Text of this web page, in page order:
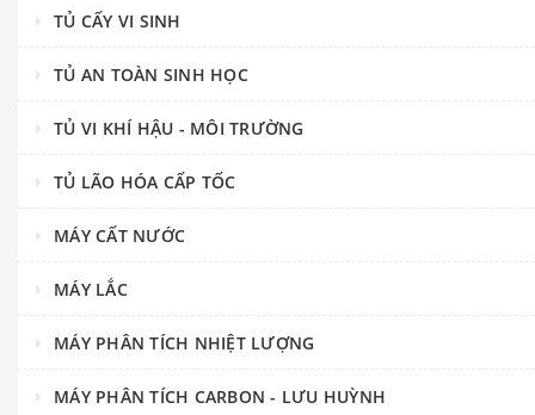
TỦ CẤY VI SINH
TỦ AN TOÀN SINH HỌC
TỦ VI KHÍ HẬU - MÔI TRƯỜNG
TỦ LÃO HÓA CẤP TỐC
MÁY CẤT NƯỚC
MÁY LẮC
MÁY PHÂN TÍCH NHIỆT LƯỢNG
MÁY PHÂN TÍCH CARBON - LƯU HUỲNH